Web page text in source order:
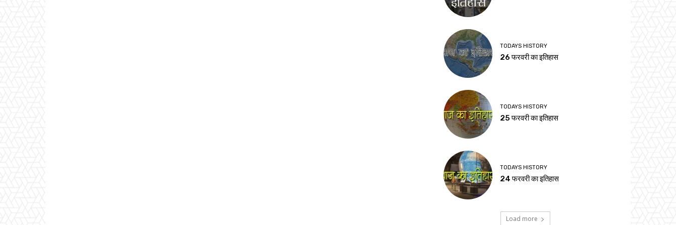
TODAYS HISTORY
26 फरवरी का इतिहास
TODAYS HISTORY
25 फरवरी का इतिहास
TODAYS HISTORY
24 फरवरी का इतिहास
Load more